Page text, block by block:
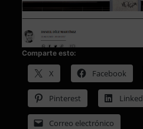
Comparte esto:
X Facebook
Pinterest
Correo electrónico